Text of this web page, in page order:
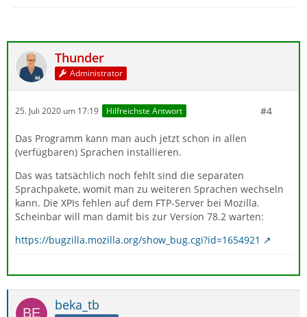
Thunder
Administrator
25. Juli 2020 um 17:19 Hilfreichste Antwort #4
Das Programm kann man auch jetzt schon in allen
(verfügbaren) Sprachen installieren.
Das was tatsächlich noch fehlt sind die separaten
Sprachpakete, womit man zu weiteren Sprachen wechseln
kann. Die XPIs fehlen auf dem FTP-Server bei Mozilla.
Scheinbar will man damit bis zur Version 78.2 warten:
https://bugzilla.mozilla.org/show_bug.cgi?id=1654921
beka_tb